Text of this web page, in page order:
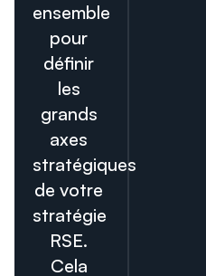
ensemble
pour
définir
les
grands
axes
stratégiques
de votre
stratégie
RSE.
Cela